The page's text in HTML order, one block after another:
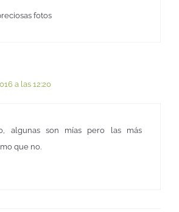
fotos
a las 12:20
algunas son mías pero las más
que no.